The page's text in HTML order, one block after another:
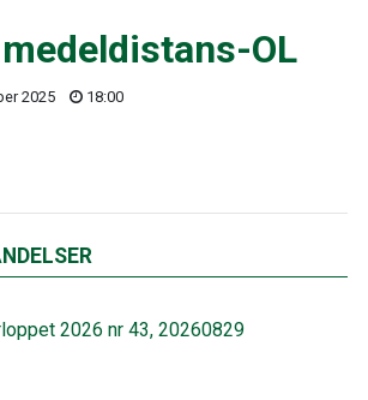
2026 nr 43, 20260829
OL
2025 18:00